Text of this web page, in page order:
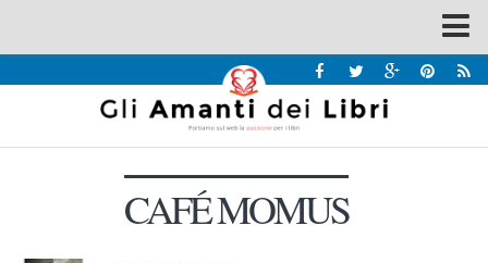
Recensioni
Interviste & Incontri
CAFÉ MOMUS